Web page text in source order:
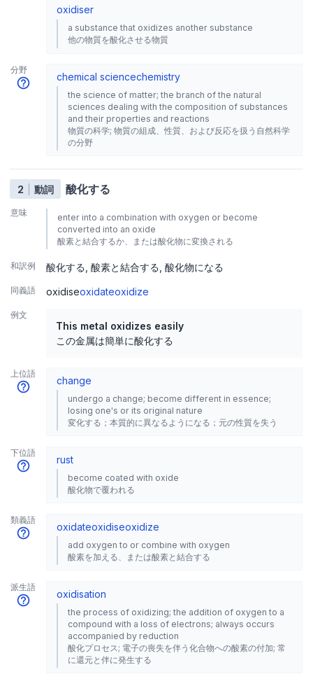
oxidiser
a substance that oxidizes another substance
他の物質を酸化させる物質
分野
chemical sciencechemistry
the science of matter; the branch of the natural
sciences dealing with the composition of substances
and their properties and reactions
物質の科学; 物質の組成、性質、および反応を扱う自然科学
の分野
2 動詞 酸化する
意味
enter into a combination with oxygen or become
converted into an oxide
酸素と結合するか、または酸化物に変換される
和訳例 酸化する 酸素と結合する 酸化物になる
同義語 oxidiseoxidateoxidize
例文
This metal oxidizes easily
この金属は簡単に酸化する
上位語
change
undergo a change; become different in essence;
losing one's or its original nature
変化する；本質的に異なるようになる；元の性質を失う
下位語
rust
become coated with oxide
酸化物で覆われる
類義語
oxidateoxidiseoxidize
add oxygen to or combine with oxygen
酸素を加える、または酸素と結合する
派生語
oxidisation
the process of oxidizing; the addition of oxygen to a
compound with a loss of electrons; always occurs
accompanied by reduction
酸化プロセス; 電子の喪失を伴う化合物への酸素の付加; 常
に還元と伴に発生する